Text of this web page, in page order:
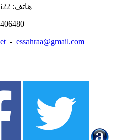
هاتف: 25000622 - 45250731 - 45255931
- essahraa@gmail.com